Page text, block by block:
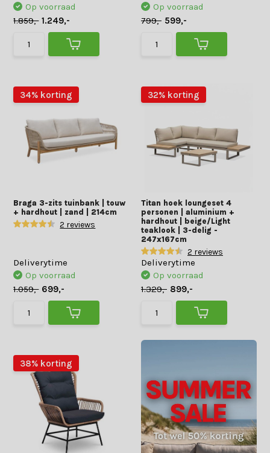
Op voorraad
1.859,- 1.249,-
Op voorraad
799,- 599,-
34% korting
Braga 3-zits tuinbank | touw
+ hardhout | zand | 214cm
2 reviews
Deliverytime
Op voorraad
1.059,- 699,-
32% korting
Titan hoek loungeset 4
personen | aluminium +
hardhout | beige/Light
teaklook | 3-delig -
247x167cm
2 reviews
Deliverytime
Op voorraad
1.329,- 899,-
38% korting